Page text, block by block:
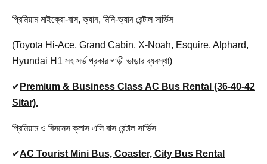
প্রিমিয়াম মাইক্রো-বাস, ভ্যান, মিনি-ভ্যান রেন্টাল সার্ভিস
(Toyota Hi-Ace, Grand Cabin, X-Noah, Esquire, Alphard,
Hyundai H1 সহ সর্ভ প্রকার গাড়ী ভাড়ার ব্যবস্থা)
✔ Premium & Business Class AC Bus Rental (36-40-42
Sitar).
প্রিমিয়াম ও বিসনেস ক্লাস এসি বাস রেন্টাল সার্ভিস
✔AC Tourist Mini Bus, Coaster, City Bus Rental